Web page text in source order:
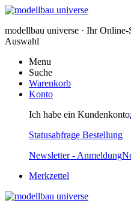
modellbau universe · Ihr
Auswahl
Menu
Suche
Warenkorb
Konto
Ich habe ein Kundenkonto
Statusabfrage Bestellung
Newsletter - Anmeldung
Merkzettel